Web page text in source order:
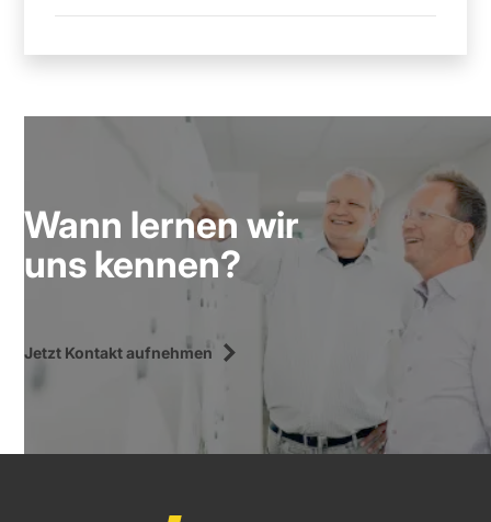
Wann lernen wir
uns kennen?
Jetzt Kontakt aufnehmen